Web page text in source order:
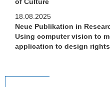
18.08.2025
Neue Publikation in
Using computer vision to
application to design rights